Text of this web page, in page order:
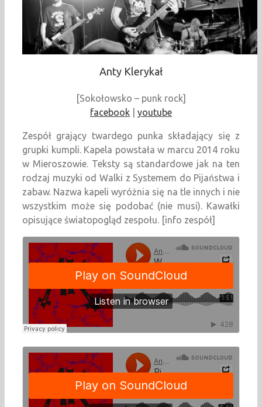
Anty Klerykał
[Sokołowsko – punk rock]
facebook
youtube
Zespół grający twardego punka składający się z
grupki kumpli. Kapela powstała w marcu 2014 roku
w Mieroszowie. Teksty są standardowe jak na ten
rodzaj muzyki od Walki z Systemem do Pijaństwa i
zabaw. Nazwa kapeli wyróżnia się na tle innych i nie
wszystkim może się podobać (nie musi). Kawałki
opisujące światopogląd zespołu. [info zespół]